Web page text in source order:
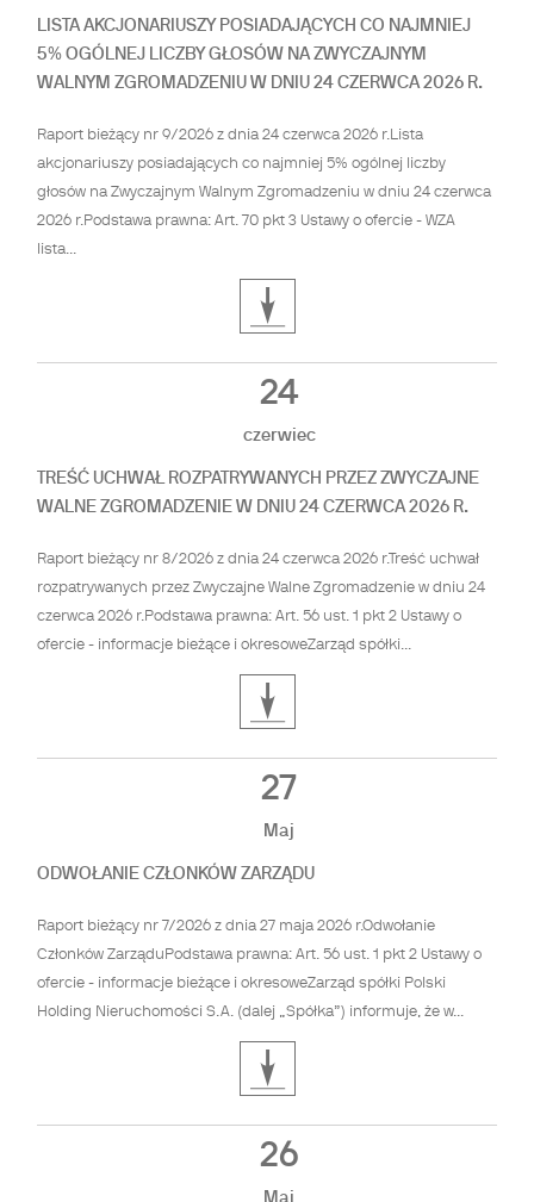
LISTA AKCJONARIUSZY POSIADAJĄCYCH CO NAJMNIEJ
5% OGÓLNEJ LICZBY GŁOSÓW NA ZWYCZAJNYM
WALNYM ZGROMADZENIU W DNIU 24 CZERWCA 2026 R.
Raport bieżący nr 9/2026 z dnia 24 czerwca 2026 r.Lista
akcjonariuszy posiadających co najmniej 5% ogólnej liczby
głosów na Zwyczajnym Walnym Zgromadzeniu w dniu 24 czerwca
2026 r.Podstawa prawna: Art. 70 pkt 3 Ustawy o ofercie - WZA
lista...
24
czerwiec
TREŚĆ UCHWAŁ ROZPATRYWANYCH PRZEZ ZWYCZAJNE
WALNE ZGROMADZENIE W DNIU 24 CZERWCA 2026 R.
Raport bieżący nr 8/2026 z dnia 24 czerwca 2026 r.Treść uchwał
rozpatrywanych przez Zwyczajne Walne Zgromadzenie w dniu 24
czerwca 2026 r.Podstawa prawna: Art. 56 ust. 1 pkt 2 Ustawy o
ofercie - informacje bieżące i okresoweZarząd spółki...
27
Maj
ODWOŁANIE CZŁONKÓW ZARZĄDU
Raport bieżący nr 7/2026 z dnia 27 maja 2026 r.Odwołanie
Członków ZarząduPodstawa prawna: Art. 56 ust. 1 pkt 2 Ustawy o
ofercie - informacje bieżące i okresoweZarząd spółki Polski
Holding Nieruchomości S.A. (dalej „Spółka”) informuje, że w...
26
Maj